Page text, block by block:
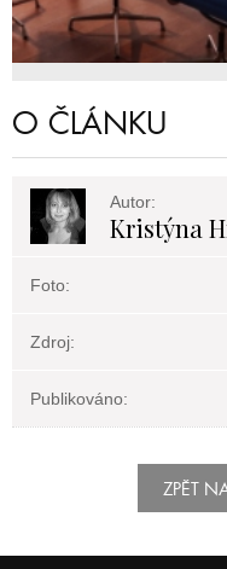
O ČLÁNKU
Autor:
Kristýna
Foto:
Zdroj:
Publikováno:
ZPĚT